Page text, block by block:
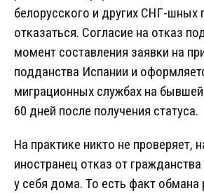
белорусского и других СНГ-шных
отказаться. Согласие на отказ
момент составления заявки на
подданства Испании и
миграционных службах на
60 дней после получения статуса.
На практике никто не проверяет,
иностранец отказ от
у себя дома. То есть факт обмана